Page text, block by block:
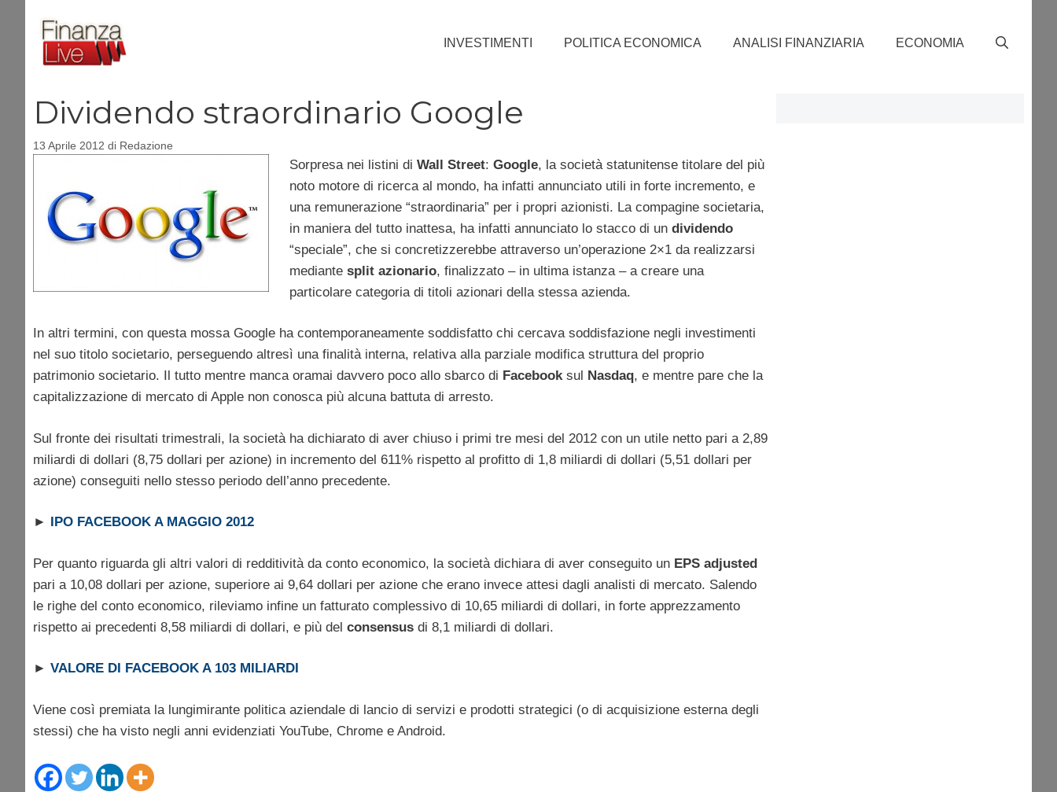
contenuto
INVESTIMENTI POLITICA ECONOMICA ANALISI FINANZIARIA ECONOMIA
Dividendo straordinario Google
13 Aprile 2012 di Redazione
Sorpresa nei listini di Wall Street: Google, la società statunitense titolare del più
noto motore di ricerca al mondo, ha infatti annunciato utili in forte incremento, e
una remunerazione “straordinaria” per i propri azionisti. La compagine societaria,
in maniera del tutto inattesa, ha infatti annunciato lo stacco di un dividendo
“speciale”, che si concretizzerebbe attraverso un’operazione 2×1 da realizzarsi
mediante split azionario, finalizzato – in ultima istanza – a creare una
particolare categoria di titoli azionari della stessa azienda.
In altri termini, con questa mossa Google ha contemporaneamente soddisfatto chi cercava soddisfazione negli investimenti
nel suo titolo societario, perseguendo altresì una finalità interna, relativa alla parziale modifica struttura del proprio
patrimonio societario. Il tutto mentre manca oramai davvero poco allo sbarco di Facebooksul Nasdaq, e mentre pare che la
capitalizzazione di mercato di Apple non conosca più alcuna battuta di arresto.
Sul fronte dei risultati trimestrali, la società ha dichiarato di aver chiuso i primi tre mesi del 2012 con un utile netto pari a 2,89
miliardi di dollari (8,75 dollari per azione) in incremento del 611% rispetto al profitto di 1,8 miliardi di dollari (5,51 dollari per
azione) conseguiti nello stesso periodo dell’anno precedente.
► IPO FACEBOOK A MAGGIO 2012
Per quanto riguarda gli altri valori di redditività da conto economico, la società dichiara di aver conseguito un EPS adjusted
pari a 10,08 dollari per azione, superiore ai 9,64 dollari per azione che erano invece attesi dagli analisti di mercato. Salendo
le righe del conto economico, rileviamo infine un fatturato complessivo di 10,65 miliardi di dollari, in forte apprezzamento
rispetto ai precedenti 8,58 miliardi di dollari, e più del consensus di 8,1 miliardi di dollari.
► VALORE DI FACEBOOK A 103 MILIARDI
Viene così premiata la lungimirante politica aziendale di lancio di servizi e prodotti strategici (o di acquisizione esterna degli
stessi) che ha visto negli anni evidenziati YouTube, Chrome e Android.